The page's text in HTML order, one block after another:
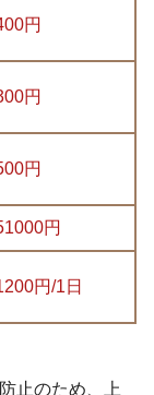
円
円
円
円
円/1日
止のため、上